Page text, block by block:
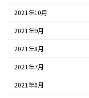
2021年10月
2021年9月
2021年8月
2021年7月
2021年6月